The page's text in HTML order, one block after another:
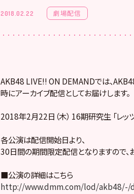
2018.02.22 劇場配信
AKB48 LIVE!! ON DEMANDでは、
時にアーカイブ配信としてお届けします。
2018年2月22日（木） 16期研究生 「レッ
各公演は配信開始日より、
30日間の期間限定配信となりますので、
■公演の詳細はこちら
http://www.dmm.com/lod/